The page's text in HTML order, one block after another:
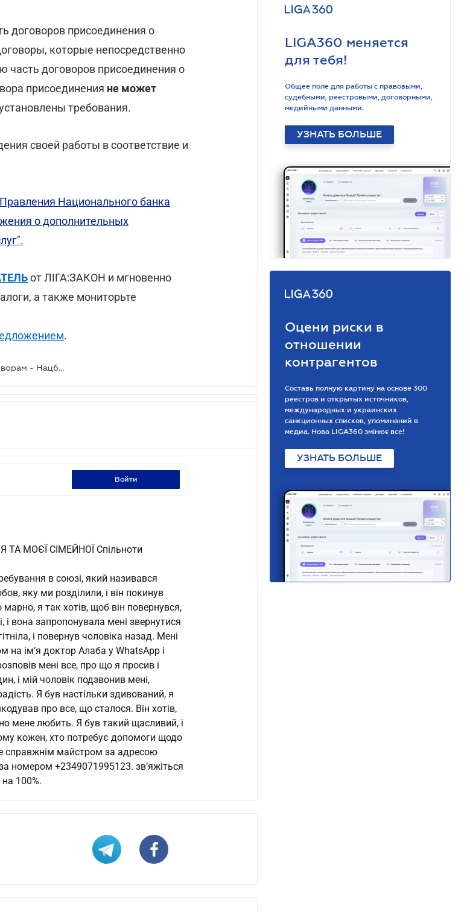
договоров присоединения о
которые непосредственно
часть договоров присоединения о
присоединения не может
требования.
своей работы в соответствие и
Национального банка
о дополнительных
от ЛІГА:ЗАКОН и мгновенно
а также мониторьте
.
Утверждены новые требования к банковским договорам - Нацбанк
войти
МОЄЇ СІМЕЙНОЇ Спільноти
в союзі, який називався
яку ми розділили, і він покинув
я так хотів, щоб він повернувся,
вона запропонувала мені звернутися
і повернув чоловіка назад. Мені
на ім’я доктор Алаба у WhatsApp і
мені все, про що я просив і
і мій чоловік подзвонив мені,
Я був настільки здивований, я
про все, що сталося. Він хотів,
мене любить. Я був такий щасливий, і
кожен, хто потребує допомоги щодо
справжнім майстром за адресою
номером +2349071995123. зв’яжіться
100%.
LIGA360 меняется
для тебя!
Общее поле для работы с правовыми,
судебными, реестровыми, договорными,
медийными данными.
УЗНАТЬ БОЛЬШЕ
Оцени риски в
отношении
контрагентов
Составь полную картину на основе 300
реестров и открытых источников,
международных и украинских
санкционных списков, упоминаний в
медиа. Нова LIGA360 змінює все!
УЗНАТЬ БОЛЬШЕ